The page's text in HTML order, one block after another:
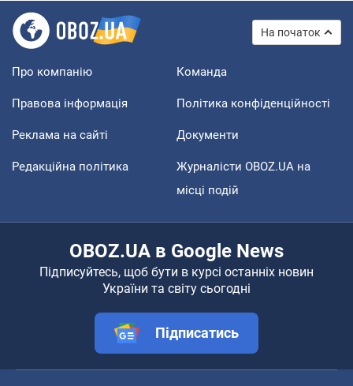
На початок
Про компанію Команда
Правова інформація Політика конфіденційності
Реклама на сайті Документи
Редакційна політика
Журналісти OBOZ.UA на
місці подій
OBOZ.UA в Google News
Підписуйтесь, щоб бути в курсі останніх новин
України та світу сьогодні
Підписатись